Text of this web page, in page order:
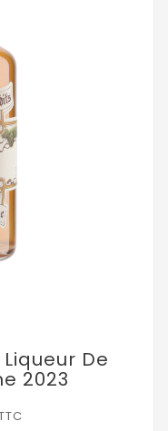
De
2023